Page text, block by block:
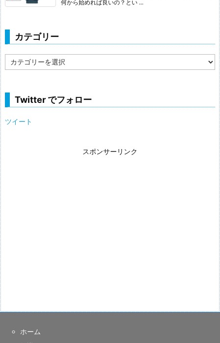
何から始めれば良いの？とい ...
カテゴリー
テ
Twitter でフォロー
ツイート
スポンサーリンク
ホーム